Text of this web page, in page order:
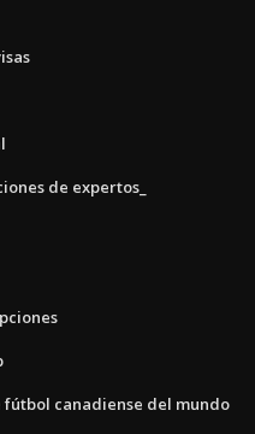
de expertos_
fútbol canadiense del mundo